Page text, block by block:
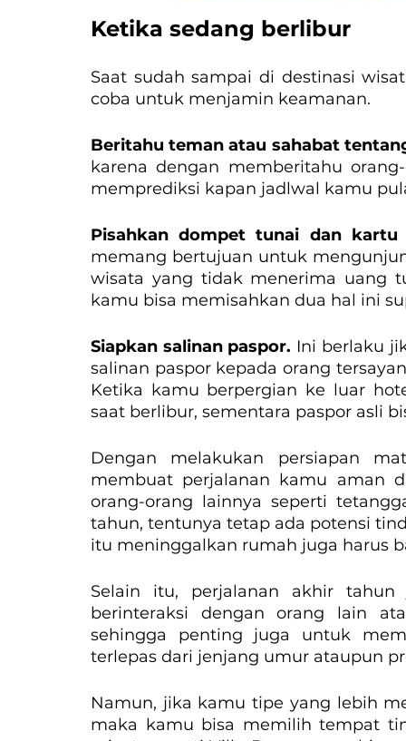
Ketika sedang berlibur
Saat sudah sampai di destinasi
coba untuk menjamin keamanan.
Beritahu teman atau sahabat
karena dengan memberitahu
memprediksi kapan jadlwal kamu
Pisahkan dompet tunai dan
memang bertujuan untuk
wisata yang tidak menerima uang
kamu bisa memisahkan dua hal ini
Siapkan salinan paspor. Ini berlaku
salinan paspor kepada orang
Ketika kamu berpergian ke luar
saat berlibur, sementara paspor asli
Dengan melakukan persiapan
membuat perjalanan kamu aman
orang-orang lainnya seperti
tahun, tentunya tetap ada potensi
itu meninggalkan rumah juga harus
Selain itu, perjalanan akhir
berinteraksi dengan orang lain
sehingga penting juga untuk
terlepas dari jenjang umur ataupun
Namun, jika kamu tipe yang lebih
maka kamu bisa memilih tempat